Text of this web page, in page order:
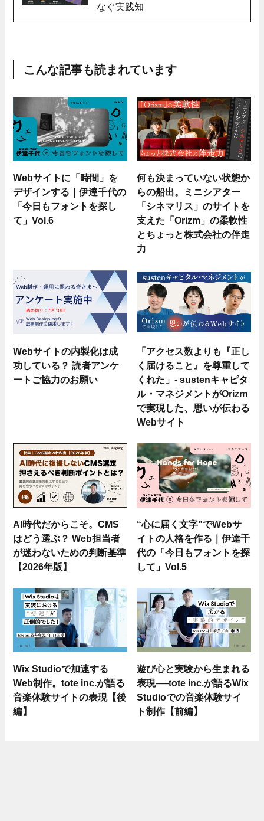
なぐ実践知
こんな記事も読まれています
Webサイトに「時間」を
デザインする｜伊達千代の
「今日もフォントを探し
て」Vol.6
何も決まっていない状態か
らの船出。ミニシアター
「シネマリス」のサイトを
支えた「Orizm」の柔軟性
とちょっと株式会社の伴走
力
Webサイトの内製化は成
功している？ 読者アンケ
ートご協力のお願い
「アクセス数よりも『正し
く届けること』を尊重して
くれた」- sustenキャピタ
ル・マネジメントがOrizm
で実現した、思いが伝わる
Webサイト
AI時代だからこそ。CMS
はどう選ぶ？ Web担当者
が迷わないための判断基準
【2026年版】
“心に届く文字”でWebサ
イトの人格を作る｜伊達千
代の「今日もフォントを探
して」Vol.5
Wix Studioで加速する
Web制作。tote inc.が語る
音楽体験サイトの表現【後
編】
遊び心と実験から生まれる
表現──tote inc.が語るWix
Studioでの音楽体験サイ
ト制作【前編】